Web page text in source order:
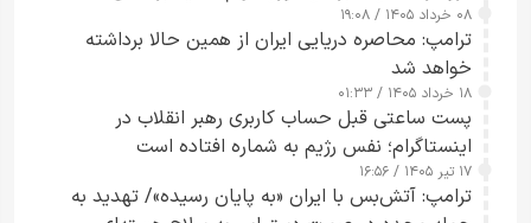
رسانه‌های هوشمند و مسئول در ارتقای آگاهی عمومی
۰۸ خرداد ۱۴۰۵ / ۱۹:۰۸
ترامپ: محاصره دریایی ایران از همین حالا برداشته
خواهد شد
۱۸ خرداد ۱۴۰۵ / ۰۱:۳۳
پست ساعتی قبل حساب کاربری رهبر انقلاب در
اینستاگرام؛ نفس رژیم به شماره افتاده است​
۱۷ تیر ۱۴۰۵ / ۱۶:۵۶
ترامپ: آتش‌بس با ایران «به پایان رسیده»/ تهدید به